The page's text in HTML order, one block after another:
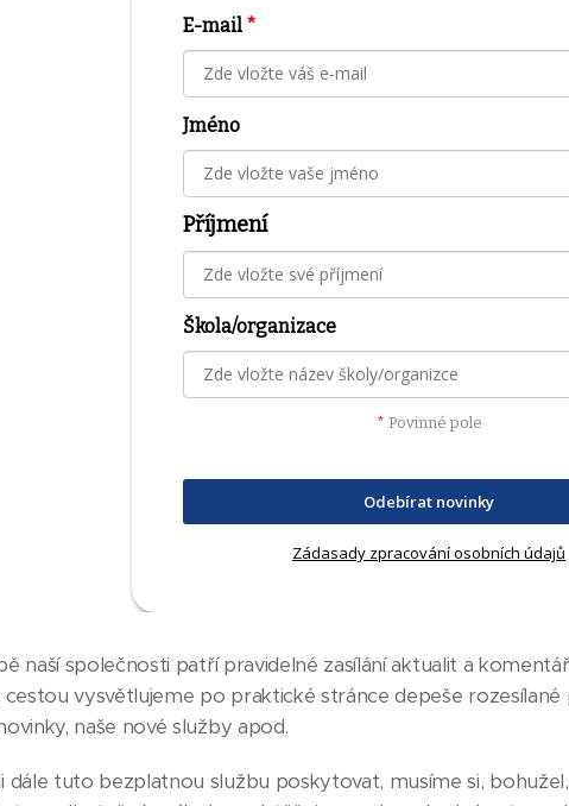
E-mail *
Jméno
Příjmení
Škola/organizace
* Povinné pole
Odebírat novinky
Zádasady zpracování osobních údajů
naší společnosti patří pravidelné zasílání aktualit a
vysvětlujeme po praktické stránce depeše
naše nové služby apod.
tuto bezplatnou službu poskytovat, musíme si,